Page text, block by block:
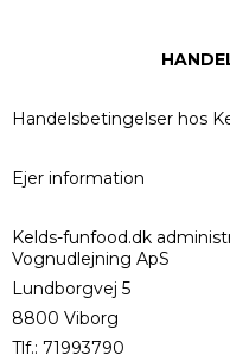
Handelsbetingelser hos
Ejer information
Kelds-funfood.dk
Vognudlejning ApS
Lundborgvej 5
8800 Viborg
Tlf.: 71993790